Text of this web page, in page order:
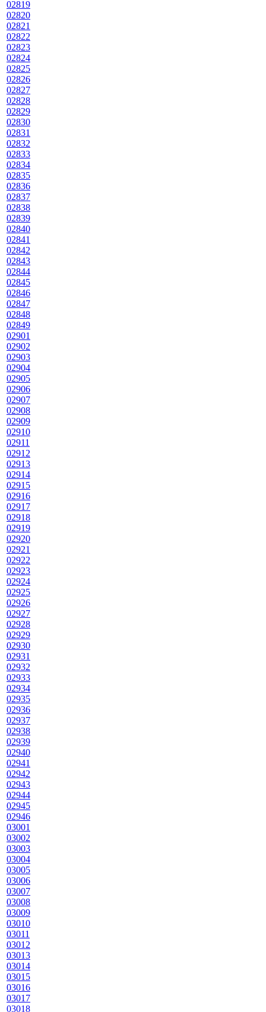
02819
02820
02821
02822
02823
02824
02825
02826
02827
02828
02829
02830
02831
02832
02833
02834
02835
02836
02837
02838
02839
02840
02841
02842
02843
02844
02845
02846
02847
02848
02849
02901
02902
02903
02904
02905
02906
02907
02908
02909
02910
02911
02912
02913
02914
02915
02916
02917
02918
02919
02920
02921
02922
02923
02924
02925
02926
02927
02928
02929
02930
02931
02932
02933
02934
02935
02936
02937
02938
02939
02940
02941
02942
02943
02944
02945
02946
03001
03002
03003
03004
03005
03006
03007
03008
03009
03010
03011
03012
03013
03014
03015
03016
03017
03018